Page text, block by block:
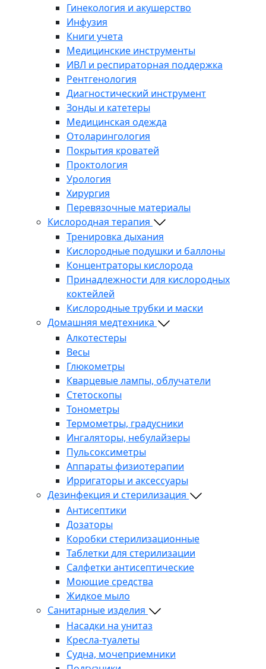
Гинекология и акушерство
Инфузия
Книги учета
Медицинские инструменты
ИВЛ и респираторная поддержка
Рентгенология
Диагностический инструмент
Зонды и катетеры
Медицинская одежда
Отоларингология
Покрытия кроватей
Проктология
Урология
Хирургия
Перевязочные материалы
Кислородная терапия
Тренировка дыхания
Кислородные подушки и баллоны
Концентраторы кислорода
Принадлежности для кислородных
коктейлей
Кислородные трубки и маски
Домашняя медтехника
Алкотестеры
Весы
Глюкометры
Кварцевые лампы, облучатели
Стетоскопы
Тонометры
Термометры, градусники
Ингаляторы, небулайзеры
Пульсоксиметры
Аппараты физиотерапии
Ирригаторы и аксессуары
Дезинфекция и стерилизация
Антисептики
Дозаторы
Коробки стерилизационные
Таблетки для стерилизации
Салфетки антисептические
Моющие средства
Жидкое мыло
Санитарные изделия
Насадки на унитаз
Кресла-туалеты
Судна, мочеприемники